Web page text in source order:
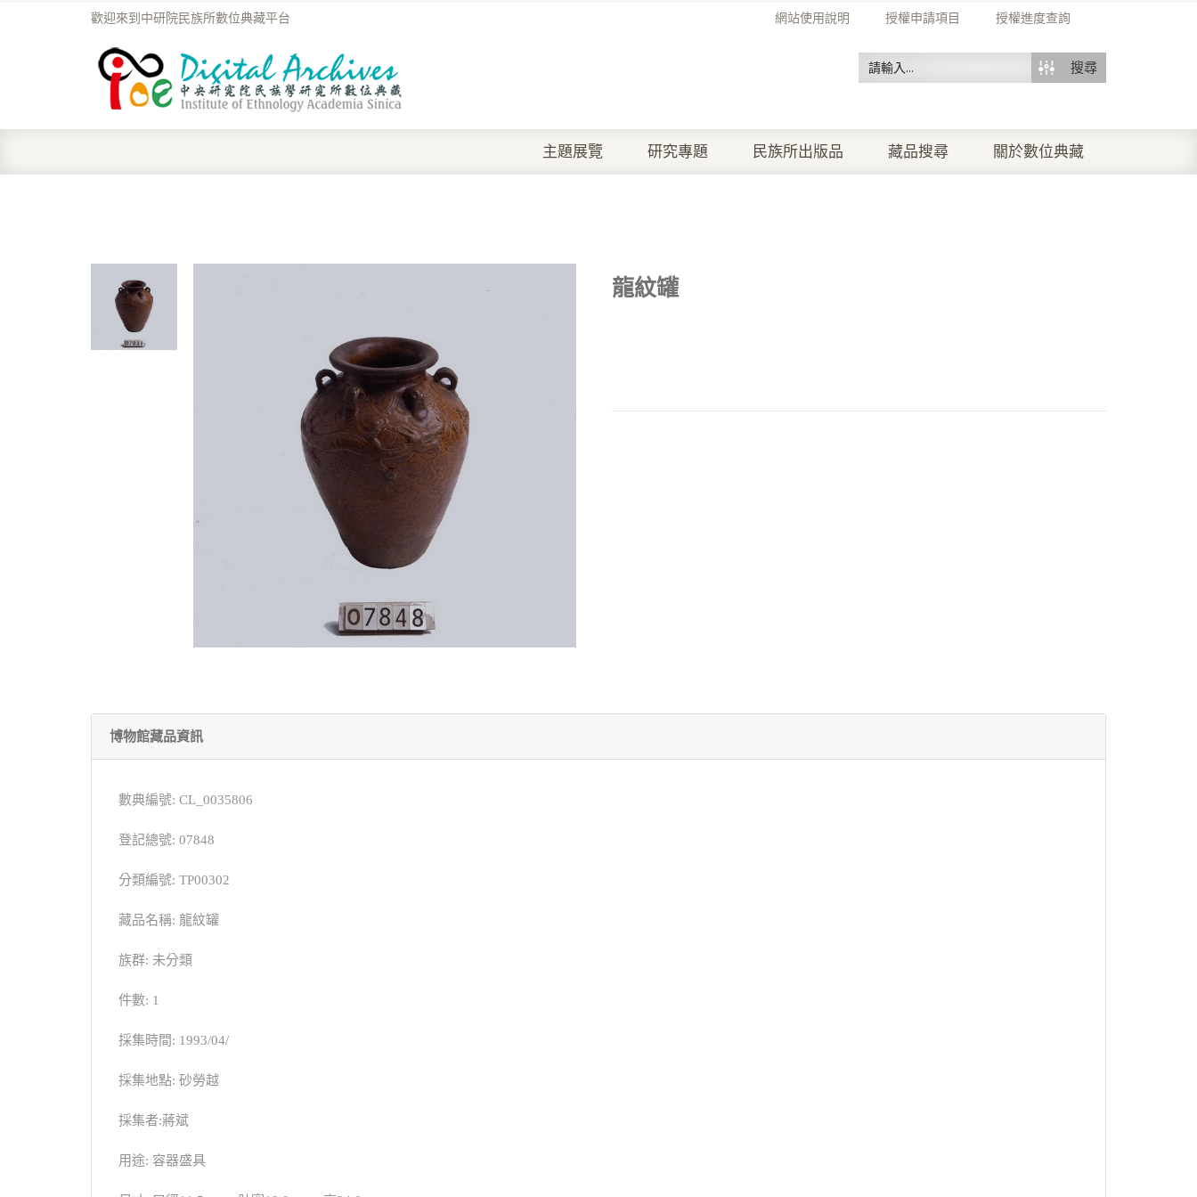
網站使用說明 授權申請項目 授權進度查詢
歡迎來到中研院民族所數位典藏平台
搜尋
主題展覽 研究專題 民族所出版品 藏品搜尋 關於數位典藏
龍紋罐
博物館藏品資訊
數典編號: CL_0035806
登記總號: 07848
分類編號: TP00302
藏品名稱: 龍紋罐
族群: 未分類
件數: 1
採集時間: 1993/04/
採集地點: 砂勞越
採集者:蔣斌
用途: 容器盛具